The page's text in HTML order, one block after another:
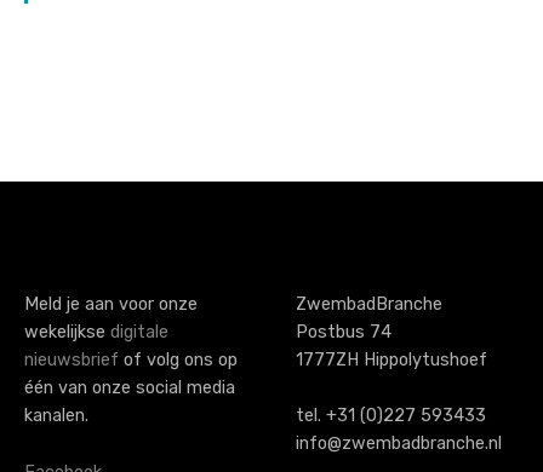
o
s
n
a
Meld je aan voor onze
wekelijkse digitale
nieuwsbrief of volg ons op
één van onze social media
kanalen.
ZwembadBranche
Postbus 74
1777ZH Hippolytushoef
tel. +31 (0)227 593433
info@zwembadbranche.nl